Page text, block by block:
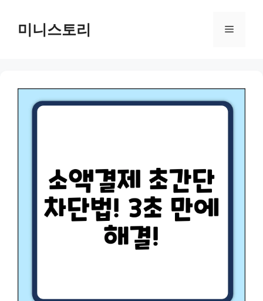
content미니스토리 Menu